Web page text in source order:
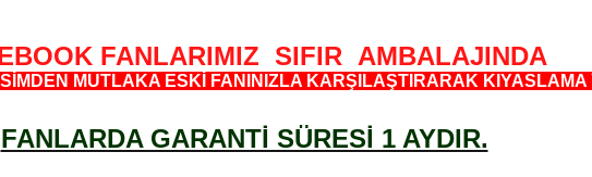
FANLARIMIZ SIFIR AMBALAJINDA
MUTLAKA ESKİ FANINIZLA KARŞILAŞTIRARAK KIYASLAMA
FANLARDA GARANTİ SÜRESİ 1 AYDIR.